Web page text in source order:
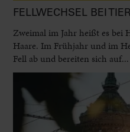
FELLWECHSEL BEI
Zweimal im Jahr heißt es bei
Haare. Im Frühjahr und im
Fell ab und bereiten sich auf...